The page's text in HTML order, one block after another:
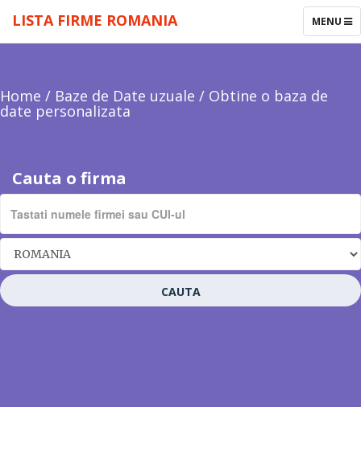
TOGGLE
MENU
LISTA FIRME ROMANIA
Home / Baze de Date uzuale / Obtine o baza de
date personalizata
Cauta o firma
CAUTA